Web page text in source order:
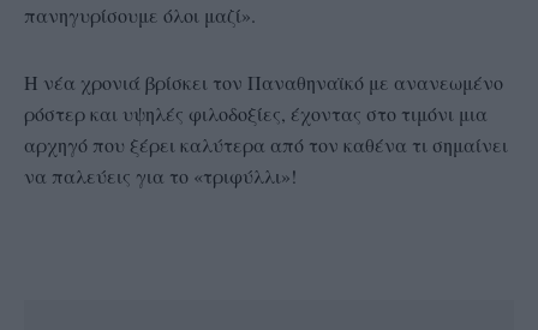
πανηγυρίσουμε όλοι μαζί».
Η νέα χρονιά βρίσκει τον Παναθηναϊκό με ανανεωμένο
ρόστερ και υψηλές φιλοδοξίες, έχοντας στο τιμόνι μια
αρχηγό που ξέρει καλύτερα από τον καθένα τι σημαίνει
να παλεύεις για το «τριφύλλι»!